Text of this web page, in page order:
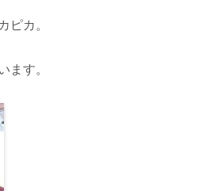
ピカ。
ます。